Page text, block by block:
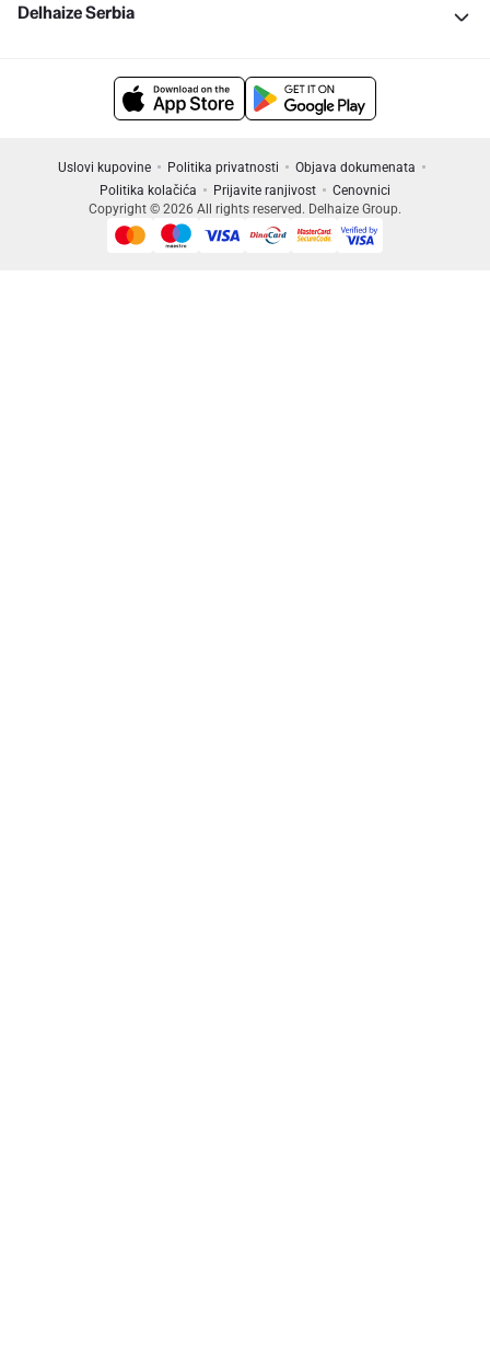
Delhaize Serbia
Uslovi kupovine Politika privatnosti
Objava dokumenata
Politika kolačića
Prijavite ranjivost
Cenovnici
Copyright © 2026 All rights reserved. Delhaize Group.